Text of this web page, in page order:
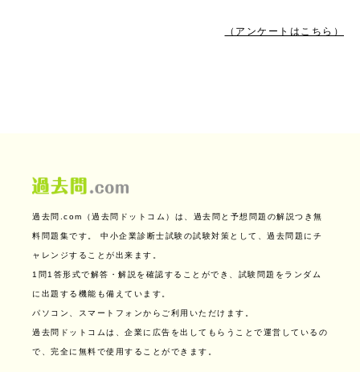
（アンケートはこちら）
過去問.com（過去問ドットコム）は、過去問と予想問題の解説つき無
料問題集です。 中小企業診断士試験の試験対策として、過去問題にチ
ャレンジすることが出来ます。
1問1答形式で解答・解説を確認することができ、試験問題をランダム
に出題する機能も備えています。
パソコン、スマートフォンからご利用いただけます。
過去問ドットコムは、企業に広告を出してもらうことで運営しているの
で、完全に無料で使用することができます。